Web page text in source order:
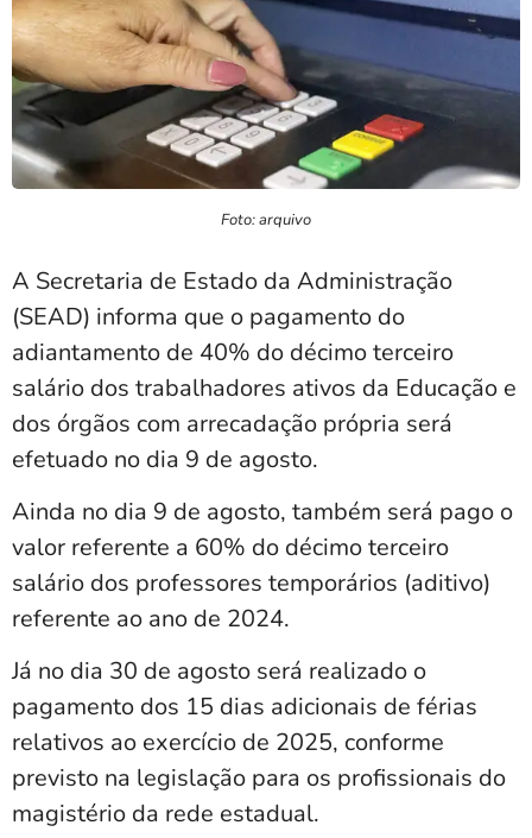
Foto: arquivo
A Secretaria de Estado da Administração
(SEAD) informa que o pagamento do
adiantamento de 40% do décimo terceiro
salário dos trabalhadores ativos da Educação e
dos órgãos com arrecadação própria será
efetuado no dia 9 de agosto.
Ainda no dia 9 de agosto, também será pago o
valor referente a 60% do décimo terceiro
salário dos professores temporários (aditivo)
referente ao ano de 2024.
Já no dia 30 de agosto será realizado o
pagamento dos 15 dias adicionais de férias
relativos ao exercício de 2025, conforme
previsto na legislação para os profissionais do
magistério da rede estadual.